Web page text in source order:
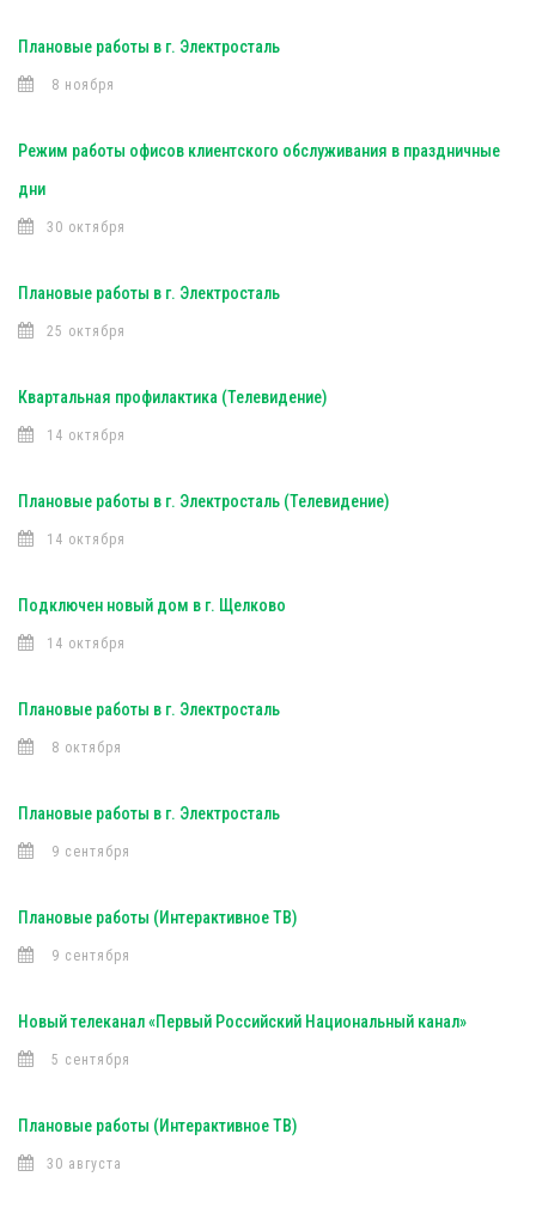
Плановые работы в г. Электросталь
8 ноября
Режим работы офисов клиентского обслуживания в праздничные
дни
30 октября
Плановые работы в г. Электросталь
25 октября
Квартальная профилактика (Телевидение)
14 октября
Плановые работы в г. Электросталь (Телевидение)
14 октября
Подключен новый дом в г. Щелково
14 октября
Плановые работы в г. Электросталь
8 октября
Плановые работы в г. Электросталь
9 сентября
Плановые работы (Интерактивное ТВ)
9 сентября
Новый телеканал «Первый Российский Национальный канал»
5 сентября
Плановые работы (Интерактивное ТВ)
30 августа